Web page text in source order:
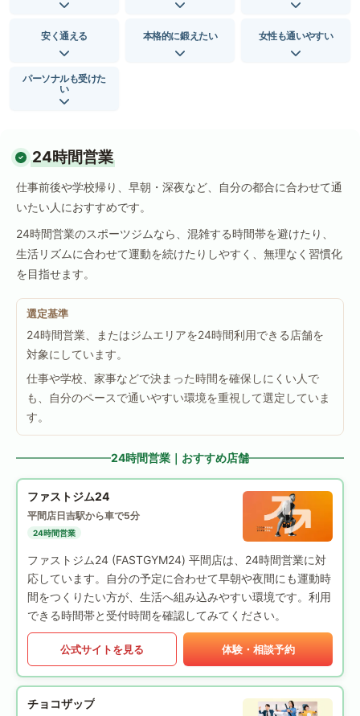
安く通える 本格的に鍛えたい 女性も通いやすい
パーソナルも受けた
い
24時間営業
仕事前後や学校帰り、早朝・深夜など、自分の都合に合わせて通
いたい人におすすめです。
24時間営業のスポーツジムなら、混雑する時間帯を避けたり、
生活リズムに合わせて運動を続けたりしやすく、無理なく習慣化
を目指せます。
選定基準
24時間営業、またはジムエリアを24時間利用できる店舗を
対象にしています。
仕事や学校、家事などで決まった時間を確保しにくい人で
も、自分のペースで通いやすい環境を重視して選定していま
す。
24時間営業｜おすすめ店舗
ファストジム24
平間店日吉駅から車で5分
24時間営業
ファストジム24 (FASTGYM24) 平間店は、24時間営業に対
応しています。自分の予定に合わせて早朝や夜間にも運動時
間をつくりたい方が、生活へ組み込みやすい環境です。利用
できる時間帯と受付時間を確認してみてください。
公式サイトを見る 体験・相談予約
チョコザップ